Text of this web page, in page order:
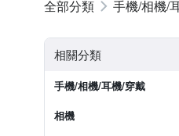
手機/相機/
相關分類
手機/相機/耳機/穿戴
相機